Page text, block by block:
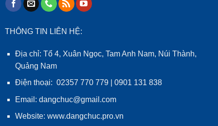
THÔNG TIN LIÊN HỆ:
Địa chỉ: Tổ 4, Xuân Ngọc, Tam Anh Nam, Núi Thành,
Quảng Nam
Điện thoại: 02357 770 779 | 0901 131 838
Email: dangchuc@gmail.com
Website: www.dangchuc.pro.vn